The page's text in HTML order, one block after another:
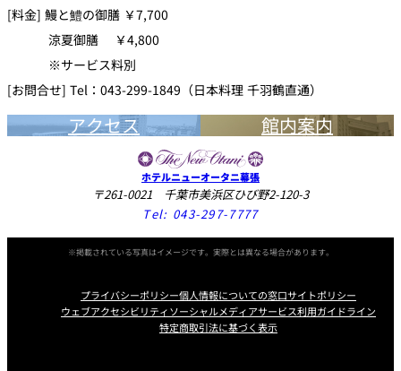
[料金] 鰻と鱧の御膳 ￥7,700
涼夏御膳 ￥4,800
※サービス料別
[お問合せ] Tel：043-299-1849（日本料理 千羽鶴直通）
アクセス 館内案内
ホテルニューオータニ幕張
〒261-0021 千葉市美浜区ひび野2-120-3
Tel: 043-297-7777
※掲載されている写真はイメージです。実際とは異なる場合があります。
プライバシーポリシー個人情報についての窓口サイトポリシー
ウェブアクセシビリティソーシャルメディアサービス利用ガイドライン
特定商取引法に基づく表示